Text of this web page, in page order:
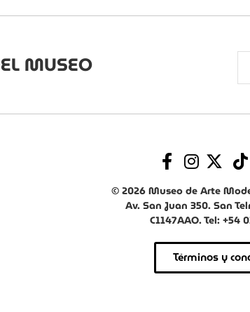
MUSEO
© 2026 Museo de Arte
Av. San Juan 350. San
C1147AAO. Tel: +54
Términos y